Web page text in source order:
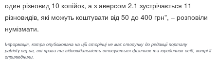
один різновид 10 копійок, а з аверсом 2.1 зустрічається 11
різновидів, які можуть коштувати від 50 до 400 грн", – розповіли
нумізмати.
Інформація, котра опублікована на цій сторінці не має стосунку до редакції порталу
patrioty.org.ua, всі права та відповідальність стосуються фізичних та юридичних осіб, котрі її
оприлюднили.